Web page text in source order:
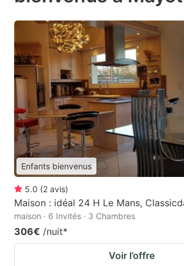
Enfants bienvenus
5.0 (2 avis)
Maison : idéal 24 H Le Mans,
maison · 6 Invités · 3 Chambres
306€ /nuit*
Voir l’offre